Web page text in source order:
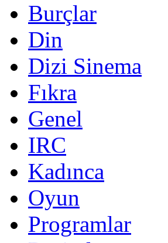
Burçlar
Din
Dizi Sinema
Fıkra
Genel
IRC
Kadınca
Oyun
Programlar